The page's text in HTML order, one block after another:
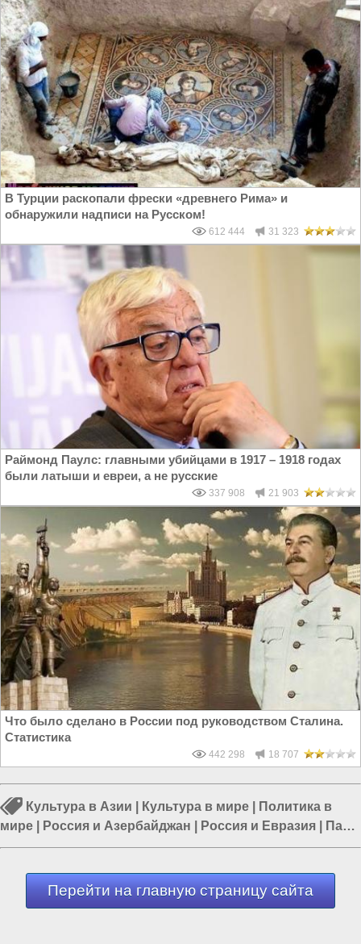
В Турции раскопали фрески «древнего Рима» и
обнаружили надписи на Русском!
612 444 31 323
Раймонд Паулс: главными убийцами в 1917 – 1918 годах
были латыши и евреи, а не русские
337 908 21 903
Что было сделано в России под руководством Сталина.
Статистика
442 298 18 707
Культура в Азии Культура в мире
Политика в
мире
Россия и Азербайджан Россия и Евразия
Папа
Римский|Дональд Трамп
Перейти на главную страницу сайта